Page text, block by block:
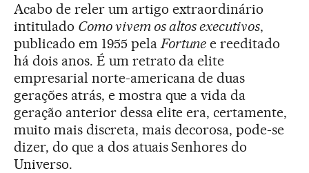
Acabo de reler um artigo extraordinário
intitulado Como vivem os altos executivos,
publicado em 1955 pelaFortune e reeditado
há dois anos. É um retrato da elite
empresarial norte-americana de duas
gerações atrás, e mostra que a vida da
geração anterior dessa elite era, certamente,
muito mais discreta, mais decorosa, pode-se
dizer, do que a dos atuais Senhores do
Universo.